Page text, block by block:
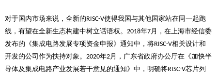
对于国内市场来说，全新的RISC-V使得我国与其他国家站在同一起跑
线，有望在全新生态构建中树立话语权。 2018年7月，在上海市经信委
发布的《集成电路发展专项资金申报》通知中，将RISC-V相关设计和
开发的公司作为扶持对象。 2020年2月，广东省政府办公厅在《加快半
导体及集成电路产业发展若干意见的通知》中，明确将RISC-V芯片列